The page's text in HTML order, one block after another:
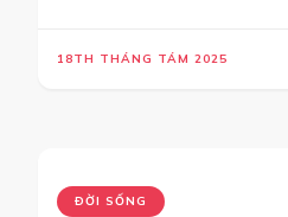
18TH THÁNG TÁM 2025
ĐỜI SỐNG